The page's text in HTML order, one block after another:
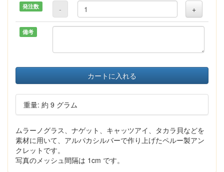
発注数 - +
備考
カートに入れる
重量: 約 9 グラム
ムラーノグラス、ナゲット、キャッツアイ、タカラ貝などを
素材に用いて、アルパカシルバーで作り上げたペルー製アン
クレットです。
写真のメッシュ間隔は 1cm です。